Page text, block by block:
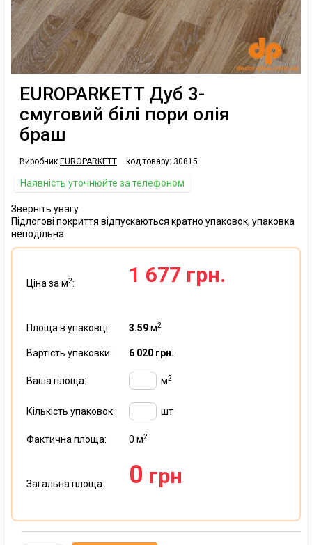
EUROPARKETT Дуб 3-
смуговий білі пори олія
браш
Виробник EUROPARKETT код товару: 30815
Наявність уточнюйте за телефоном
Зверніть увагу
Підлогові покриття відпускаються кратно упаковок, упаковка
неподільна
Ціна за м2: 1 677 грн.
Площа в упаковці: 3.59м2
Вартість упаковки: 6 020 грн.
Ваша площа: м2
Кількість упаковок: шт
Фактична площа: 0 м2
Загальна площа: 0 грн